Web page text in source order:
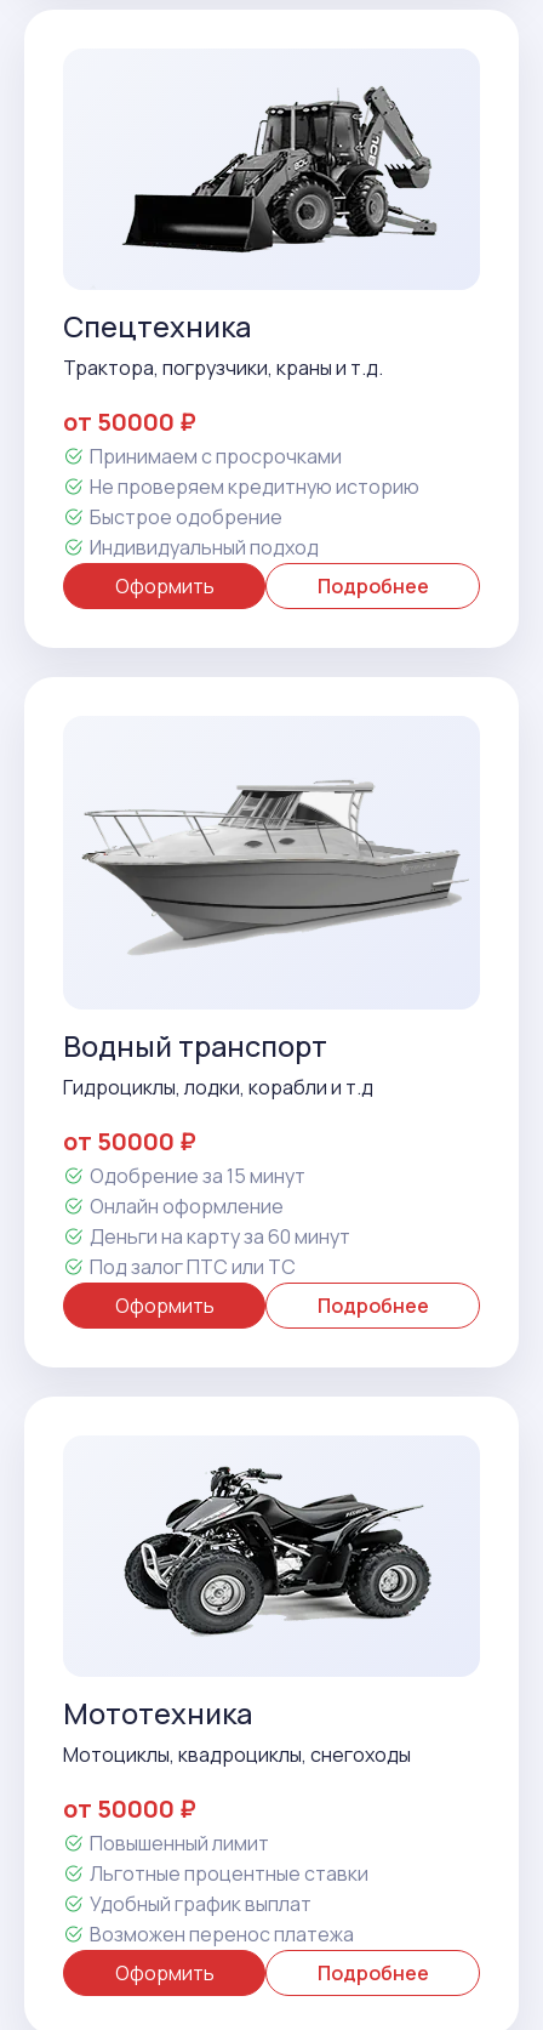
Спецтехника
Трактора, погрузчики, краны и т.д.
от 50000 ₽
Принимаем с просрочками
Не проверяем кредитную историю
Быстрое одобрение
Индивидуальный подход
Оформить
Подробнее
Водный транспорт
Гидроциклы, лодки, корабли и т.д
от 50000 ₽
Одобрение за 15 минут
Онлайн оформление
Деньги на карту за 60 минут
Под залог ПТС или ТС
Оформить
Подробнее
Мототехника
Мотоциклы, квадроциклы, снегоходы
от 50000 ₽
Повышенный лимит
Льготные процентные ставки
Удобный график выплат
Возможен перенос платежа
Оформить
Подробнее